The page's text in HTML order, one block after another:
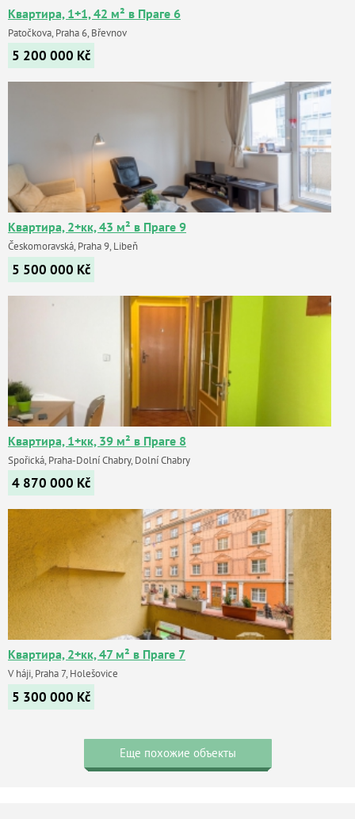
Квартира, 1+1, 42 м² в Праге 6
Patočkova, Praha 6, Břevnov
5 200 000 Kč
Квартира, 2+кк, 43 м² в Праге 9
Českomoravská, Praha 9, Libeň
5 500 000 Kč
Квартира, 1+кк, 39 м² в Праге 8
Spořická, Praha-Dolní Chabry, Dolní Chabry
4 870 000 Kč
Квартира, 2+кк, 47 м² в Праге 7
V háji, Praha 7, Holešovice
5 300 000 Kč
Еще похожие объекты